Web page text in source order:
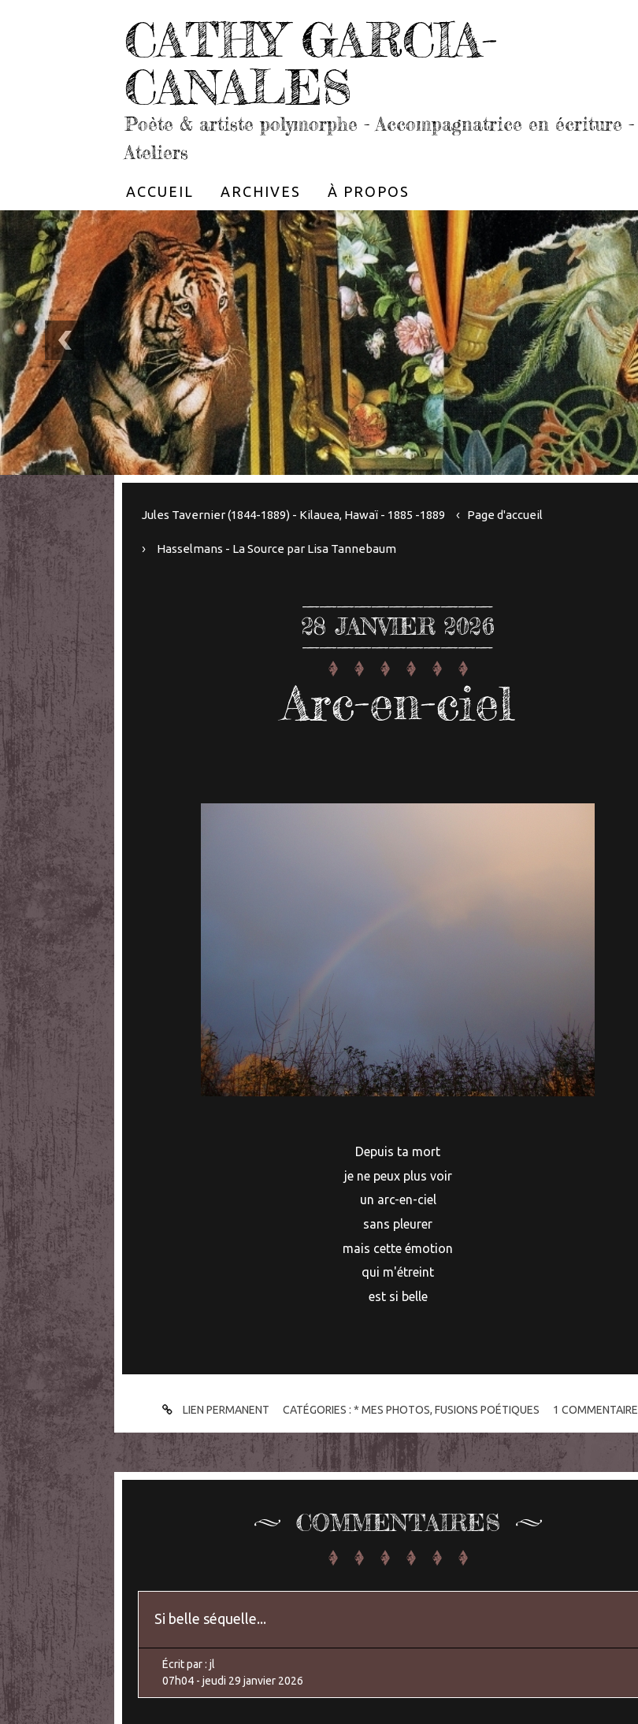
CATHY GARCIA-
CANALES
Poète & artiste polymorphe - Accompagnatrice en écriture -
Ateliers
ACCUEIL ARCHIVES À PROPOS
Jules Tavernier (1844-1889) - Kilauea, Hawaï - 1885 -1889 Page d'accueil
Hasselmans - La Source par Lisa Tannebaum
28 JANVIER 2026
Arc-en-ciel
Depuis ta mort
je ne peux plus voir
un arc-en-ciel
sans pleurer
mais cette émotion
qui m'étreint
est si belle
LIEN PERMANENT CATÉGORIES :* MES PHOTOS,FUSIONS POÉTIQUES 1 COMMENTAIRE
COMMENTAIRES
Si belle séquelle...
Écrit par : jl
07h04 - jeudi 29 janvier 2026